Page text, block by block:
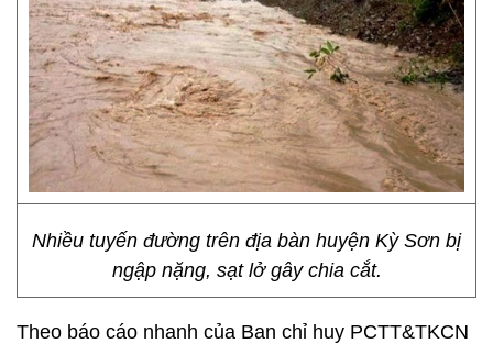
Nhiều tuyến đường trên địa bàn huyện Kỳ Sơn bị
ngập nặng, sạt lở gây chia cắt.
Theo báo cáo nhanh của Ban chỉ huy PCTT&TKCN